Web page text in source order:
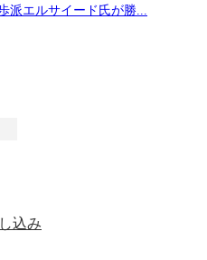
派エルサイード氏が勝...
込み